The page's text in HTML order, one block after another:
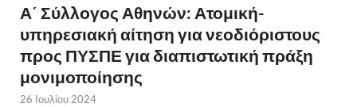
Α΄ Σύλλογος Αθηνών: Ατομική-
υπηρεσιακή αίτηση για νεοδιόριστους
προς ΠΥΣΠΕ για διαπιστωτική πράξη
μονιμοποίησης
26 Ιουλίου 2024